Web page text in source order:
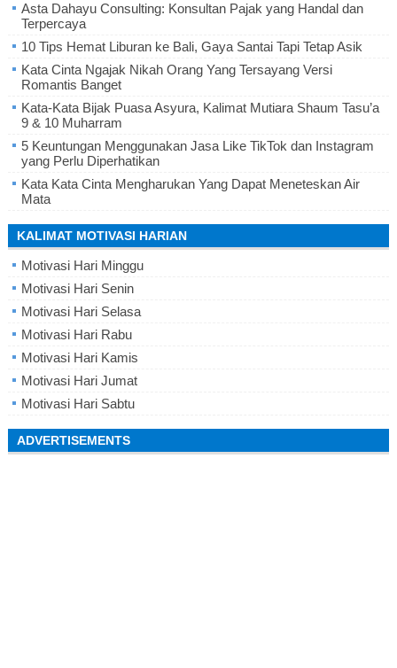
Asta Dahayu Consulting: Konsultan Pajak yang Handal dan
Terpercaya
10 Tips Hemat Liburan ke Bali, Gaya Santai Tapi Tetap Asik
Kata Cinta Ngajak Nikah Orang Yang Tersayang Versi
Romantis Banget
Kata-Kata Bijak Puasa Asyura, Kalimat Mutiara Shaum Tasu’a
9 & 10 Muharram
5 Keuntungan Menggunakan Jasa Like TikTok dan Instagram
yang Perlu Diperhatikan
Kata Kata Cinta Mengharukan Yang Dapat Meneteskan Air
Mata
KALIMAT MOTIVASI HARIAN
Motivasi Hari Minggu
Motivasi Hari Senin
Motivasi Hari Selasa
Motivasi Hari Rabu
Motivasi Hari Kamis
Motivasi Hari Jumat
Motivasi Hari Sabtu
ADVERTISEMENTS